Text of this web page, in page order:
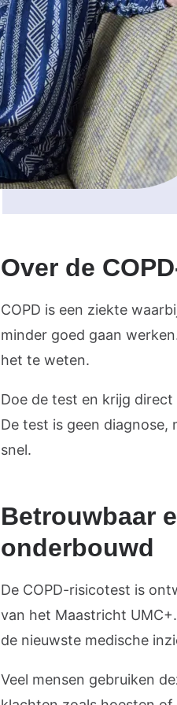
Over de
COPD is een ziekte
minder goed gaan
het te weten.
Doe de test en krijg
De test is geen diagnose,
snel.
Betrouwbaar
onderbouwd
De COPD-risicotest is
van het Maastricht
de nieuwste medische
Veel mensen gebruiken